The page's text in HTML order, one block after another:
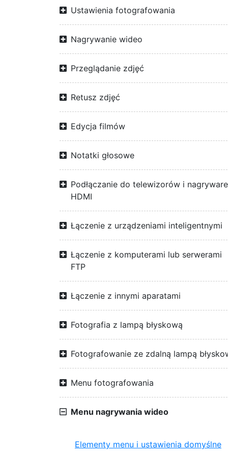
Ustawienia fotografowania
Nagrywanie wideo
Przeglądanie zdjęć
Retusz zdjęć
Edycja filmów
Notatki głosowe
Podłączanie do telewizorów i
HDMI
Łączenie z urządzeniami inteligentnymi
Łączenie z komputerami lub serwerami
FTP
Łączenie z innymi aparatami
Fotografia z lampą błyskową
Fotografowanie ze zdalną lampą
Menu fotografowania
Menu nagrywania wideo
Elementy menu i ustawienia domyślne